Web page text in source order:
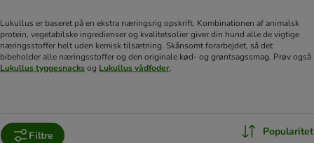
Lukullus er baseret på en ekstra næringsrig opskrift. Kombinationen af animalsk
protein, vegetabilske ingredienser og kvalitetsolier giver din hund alle de vigtige
næringsstoffer helt uden kemisk tilsætning. Skånsomt forarbejdet, så det
bibeholder alle næringsstoffer og den originale kød- og grøntsagssmag. Prøv også
Lukullus tyggesnacksog Lukullus vådfoder.
Filtre Popularitet